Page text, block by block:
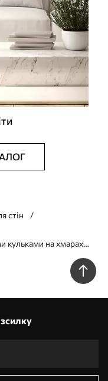
стін
кульками на хмарах